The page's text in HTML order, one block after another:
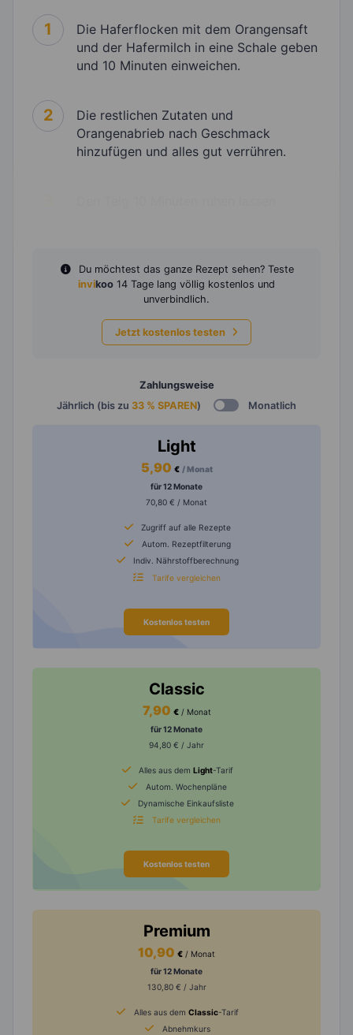
1
Die Haferflocken mit dem Orangensaft
und der Hafermilch in eine Schale geben
und 10 Minuten einweichen.
2
Die restlichen Zutaten und
Orangenabrieb nach Geschmack
hinzufügen und alles gut verrühren.
Du möchtest das ganze Rezept sehen? Teste
invikoo 14 Tage lang völlig kostenlos und
unverbindlich.
Jetzt kostenlos testen
Zahlungsweise
Jährlich (bis zu 33 % SPAREN) Monatlich
Light
5,90 € / Monat
für 12 Monate
70,80 € / Monat
Zugriff auf alle Rezepte
Autom. Rezeptfilterung
Indiv. Nährstoffberechnung
Tarife vergleichen
Kostenlos testen
Classic
7,90 € / Monat
für 12 Monate
94,80 € / Jahr
Alles aus dem Light-Tarif
Autom. Wochenpläne
Dynamische Einkaufsliste
Tarife vergleichen
Kostenlos testen
Premium
10,90 € / Monat
für 12 Monate
130,80 € / Jahr
Alles aus dem Classic-Tarif
Abnehmkurs